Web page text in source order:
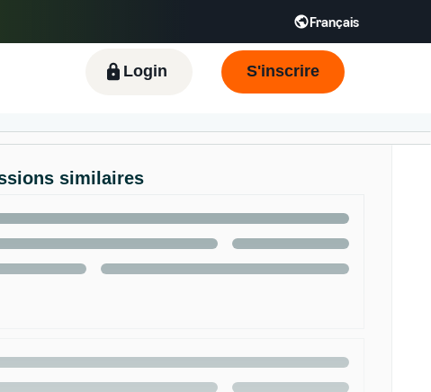
Français
Español - ES English - FR
Login S'inscrire
similaires